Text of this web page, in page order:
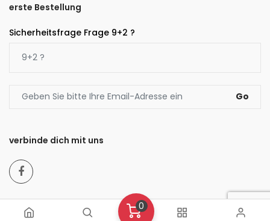
0
erste Bestellung
Sicherheitsfrage Frage 9+2 ?
Go
verbinde dich mit uns
© 2022 Pure Clean. All Rights Reserved.